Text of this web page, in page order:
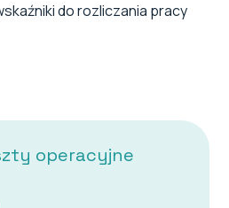
do rozliczania pracy
operacyjne